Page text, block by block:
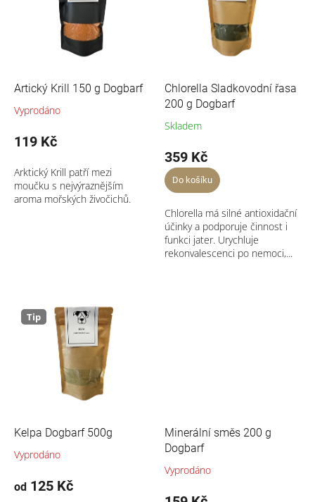
u
k
t
Artický Krill 150 g Dogbarf
Vyprodáno
119 Kč
Arktický Krill patří mezi
moučku s nejvýraznějším
aroma mořských živočichů.
Chlorella Sladkovodní řasa
200 g Dogbarf
Skladem
359 Kč
Do košíku
Chlorella má silné antioxidační
účinky a podporuje činnost i
funkci jater. Urychluje
rekonvalescenci po nemoci,...
Tip
Kelpa Dogbarf 500g
Vyprodáno
od 125 Kč
Minerální směs 200 g
Dogbarf
Vyprodáno